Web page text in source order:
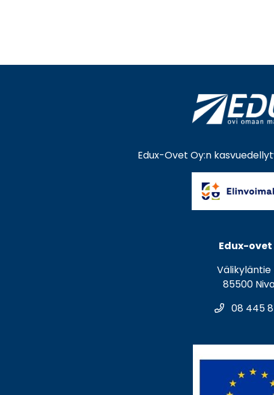
Edux-Ovet Oy:n
Edux-ovet
Välikyläntie
85500
08 445